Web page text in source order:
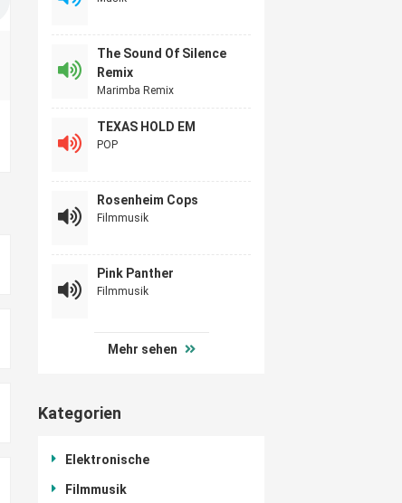
The Sound Of Silence
Remix
Marimba Remix
TEXAS HOLD EM
POP
Rosenheim Cops
Filmmusik
Pink Panther
Filmmusik
Mehr sehen
Kategorien
Elektronische
Filmmusik